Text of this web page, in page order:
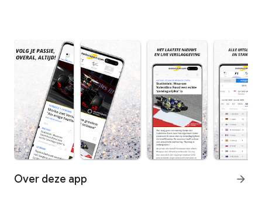
Over deze app arrow_forward